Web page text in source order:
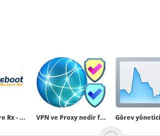
Reboot Restore Rx - Deepfreeze alternatifi VPN ve Proxy nedir farkları nelerdir